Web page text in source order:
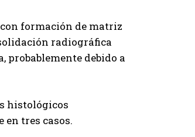
formación de matriz
radiográfica
debido a
histológicos
tres casos.